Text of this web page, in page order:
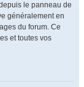
le panneau de
généralement en
du forum. Ce
et toutes vos